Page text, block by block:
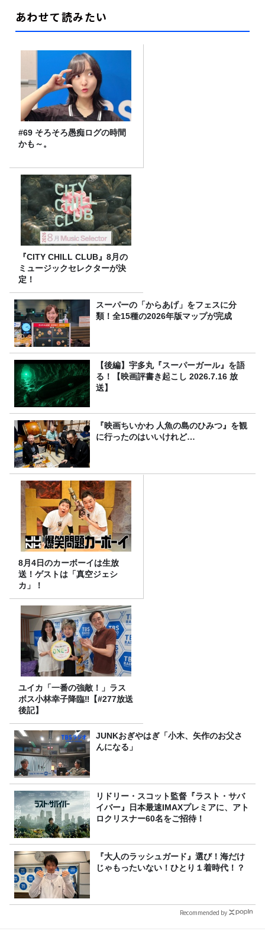
あわせて読みたい
#69 そろそろ愚痴ログの時間
かも～。
『CITY CHILL CLUB』8月の
ミュージックセレクターが決
定！
スーパーの「からあげ」をフェスに分
類！全15種の2026年版マップが完成
【後編】宇多丸『スーパーガール』を語
る！【映画評書き起こし 2026.7.16 放
送】
『映画ちいかわ 人魚の島のひみつ』を観
に行ったのはいいけれど…
8月4日のカーボーイは生放
送！ゲストは「真空ジェシ
カ」！
ユイカ「一番の強敵！」ラス
ボス小林幸子降臨‼【#277放送
後記】
JUNKおぎやはぎ「小木、矢作のお父さ
んになる」
リドリー・スコット監督『ラスト・サバ
イバー』日本最速IMAXプレミアに、アト
ロクリスナー60名をご招待！
『大人のラッシュガード』選び！海だけ
じゃもったいない！ひとり１着時代！？
Recommended by